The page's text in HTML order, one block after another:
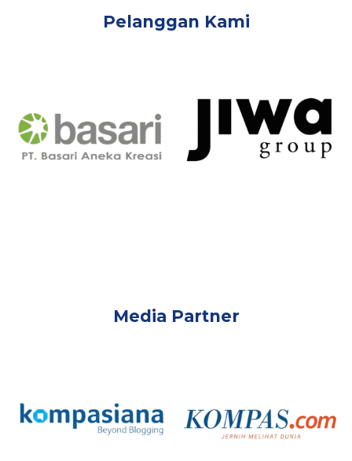
Pelanggan Kami
Media Partner